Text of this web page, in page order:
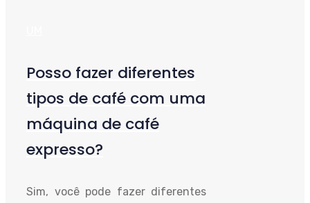
Posso fazer diferentes
tipos de café com uma
máquina de café
expresso?
Sim, você pode fazer diferentes